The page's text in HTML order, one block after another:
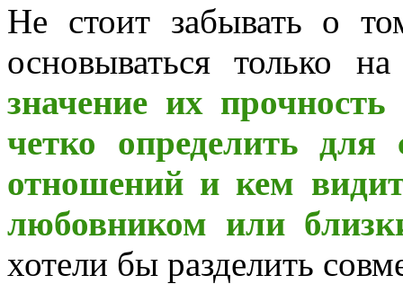
Не стоит забывать о
основываться только
значение их прочность
четко определить
отношений и кем
любовником или
хотели бы разделить